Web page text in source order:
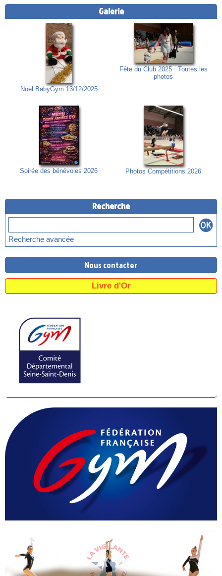
Galerie
Noël BabyGym 13/12/2025
Fête du Club 2025 : Toutes les
photos
Soirée des bénévoles 2026 Photos Compétitions 2026
Recherche
Recherche avancée
Nous contacter
Livre d'Or